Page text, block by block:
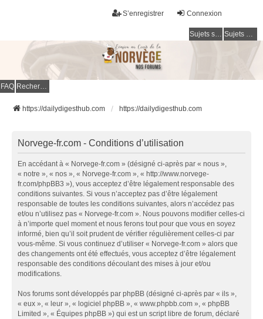
Connexion
S’enregistrer
Sujets sans réponse Sujets actifs
FAQ Rechercher
https://dailydigesthub.com https://dailydigesthub.com
Norvege-fr.com - Conditions d’utilisation
En accédant à « Norvege-fr.com » (désigné ci-après par « nous »,
« notre », « nos », « Norvege-fr.com », « http://www.norvege-
fr.com/phpBB3 »), vous acceptez d’être légalement responsable des
conditions suivantes. Si vous n’acceptez pas d’être légalement
responsable de toutes les conditions suivantes, alors n’accédez pas
et/ou n’utilisez pas « Norvege-fr.com ». Nous pouvons modifier celles-ci
à n’importe quel moment et nous ferons tout pour que vous en soyez
informé, bien qu’il soit prudent de vérifier régulièrement celles-ci par
vous-même. Si vous continuez d’utiliser « Norvege-fr.com » alors que
des changements ont été effectués, vous acceptez d’être légalement
responsable des conditions découlant des mises à jour et/ou
modifications.
Nos forums sont développés par phpBB (désigné ci-après par « ils »,
« eux », « leur », « logiciel phpBB », « www.phpbb.com », « phpBB
Limited », « Équipes phpBB ») qui est un script libre de forum, déclaré